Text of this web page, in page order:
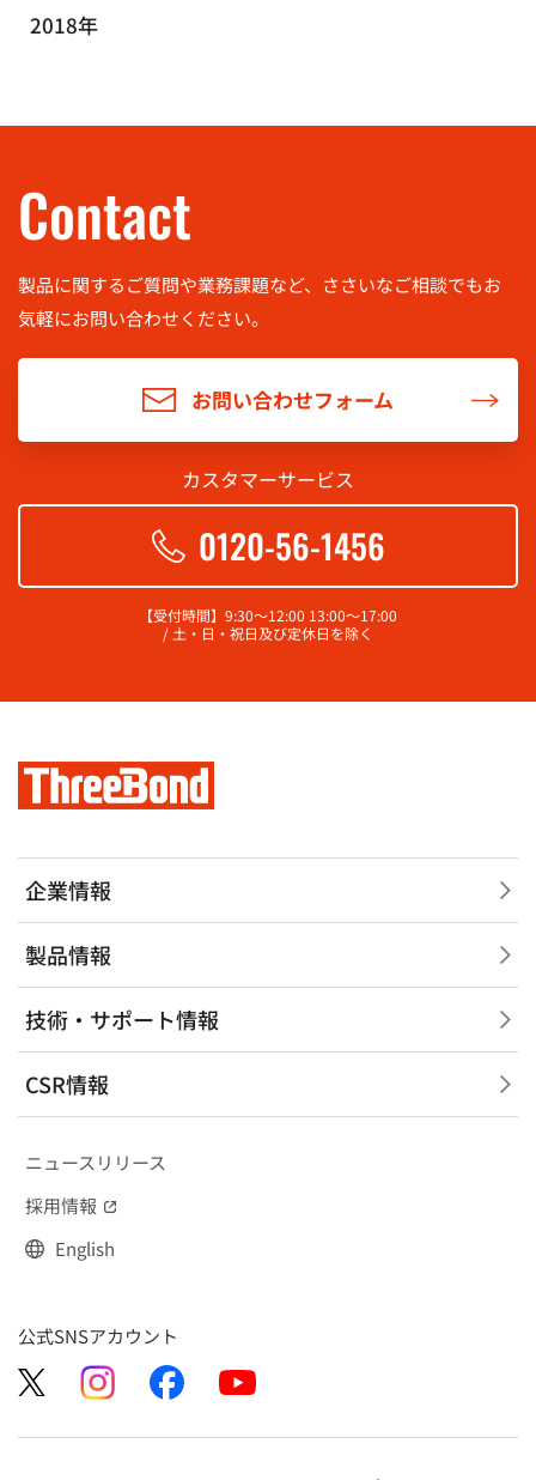
2018年
Contact
製品に関するご質問や業務課題など、ささいなご相談でもお
気軽にお問い合わせください。
お問い合わせフォーム
カスタマーサービス
0120-56-1456
【受付時間】9:30～12:00 13:00～17:00
/ 土・日・祝日及び定休日を除く
企業情報
製品情報
技術・サポート情報
CSR情報
ニュースリリース
採用情報
English
公式SNSアカウント